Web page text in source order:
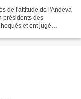
de l'attitude de l'Andeva
présidents des
et ont jugé